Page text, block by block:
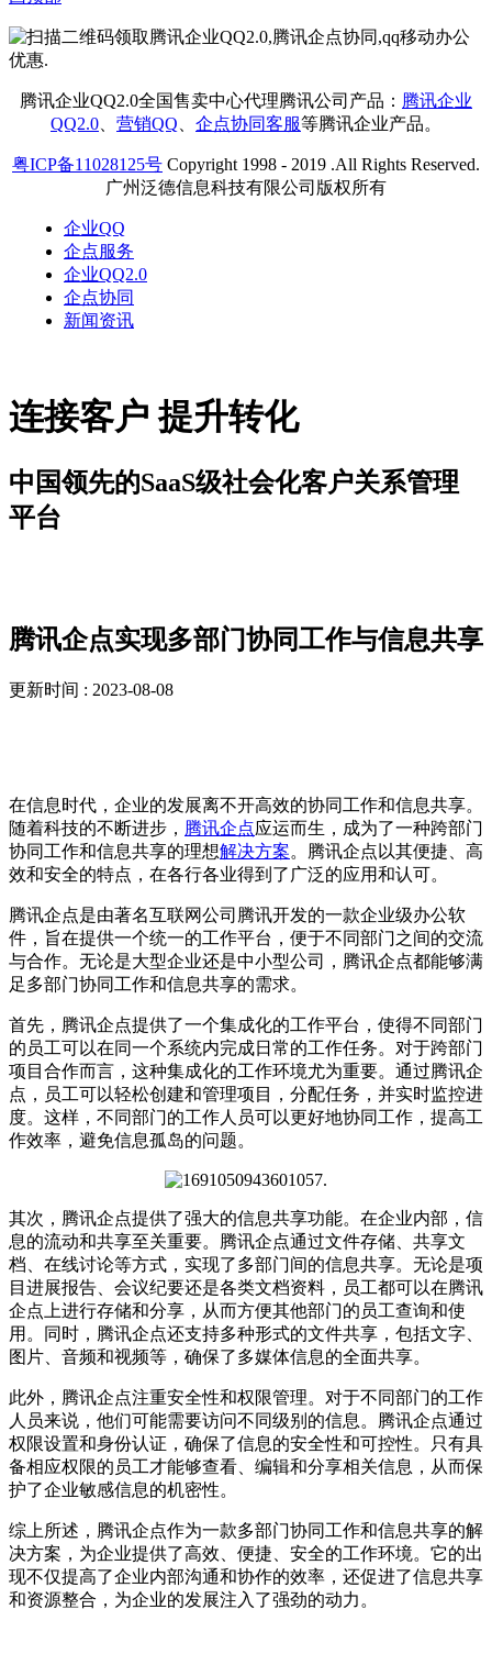
腾讯企业QQ2.0全国售卖中心代理腾讯公司产品： 腾讯企业
QQ2.0
营销QQ 企点协同客服等腾讯企业产品。
粤ICP备11028125号 Copyright 1998 - 2019 .All Rights Reserved.
广州泛德信息科技有限公司版权所有
企业QQ
企点服务
企业QQ2.0
企点协同
新闻资讯
连接客户 提升转化
中国领先的SaaS级社会化客户关系管理
平台
腾讯企点实现多部门协同工作与信息共享
更新时间 : 2023-08-08
在信息时代，企业的发展离不开高效的协同工作和信息共享。
随着科技的不断进步， 腾讯企点应运而生，成为了一种跨部门
协同工作和信息共享的理想解决方案。腾讯企点以其便捷、高
效和安全的特点，在各行各业得到了广泛的应用和认可。
腾讯企点是由著名互联网公司腾讯开发的一款企业级办公软
件，旨在提供一个统一的工作平台，便于不同部门之间的交流
与合作。无论是大型企业还是中小型公司，腾讯企点都能够满
足多部门协同工作和信息共享的需求。
首先，腾讯企点提供了一个集成化的工作平台，使得不同部门
的员工可以在同一个系统内完成日常的工作任务。对于跨部门
项目合作而言，这种集成化的工作环境尤为重要。通过腾讯企
点，员工可以轻松创建和管理项目，分配任务，并实时监控进
度。这样，不同部门的工作人员可以更好地协同工作，提高工
作效率，避免信息孤岛的问题。
其次，腾讯企点提供了强大的信息共享功能。在企业内部，信
息的流动和共享至关重要。腾讯企点通过文件存储、共享文
档、在线讨论等方式，实现了多部门间的信息共享。无论是项
目进展报告、会议纪要还是各类文档资料，员工都可以在腾讯
企点上进行存储和分享，从而方便其他部门的员工查询和使
用。同时，腾讯企点还支持多种形式的文件共享，包括文字、
图片、音频和视频等，确保了多媒体信息的全面共享。
此外，腾讯企点注重安全性和权限管理。对于不同部门的工作
人员来说，他们可能需要访问不同级别的信息。腾讯企点通过
权限设置和身份认证，确保了信息的安全性和可控性。只有具
备相应权限的员工才能够查看、编辑和分享相关信息，从而保
护了企业敏感信息的机密性。
综上所述，腾讯企点作为一款多部门协同工作和信息共享的解
决方案，为企业提供了高效、便捷、安全的工作环境。它的出
现不仅提高了企业内部沟通和协作的效率，还促进了信息共享
和资源整合，为企业的发展注入了强劲的动力。